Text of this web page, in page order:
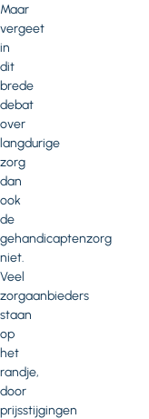
Maar
vergeet
in
dit
brede
debat
over
langdurige
zorg
dan
ook
de
gehandicaptenzorg
niet.
Veel
zorgaanbieders
staan
op
het
randje,
door
prijsstijgingen